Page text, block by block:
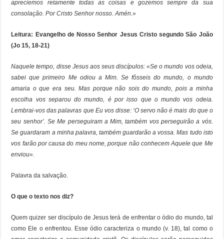
apreciemos retamente todas as coisas e gozemos sempre da sua
consolação. Por Cristo Senhor nosso. Amén.»
Leitura: Evangelho de Nosso Senhor Jesus Cristo segundo São João
(Jo 15, 18-21)
Naquele tempo, disse Jesus aos seus discípulos: «Se o mundo vos odeia,
sabei que primeiro Me odiou a Mim. Se fôsseis do mundo, o mundo
amaria o que era seu. Mas porque não sois do mundo, pois a minha
escolha vos separou do mundo, é por isso que o mundo vos odeia.
Lembrai-vos das palavras que Eu vos disse: ‘O servo não é mais do que o
seu senhor’. Se Me perseguiram a Mim, também vos perseguirão a vós.
Se guardaram a minha palavra, também guardarão a vossa. Mas tudo isto
vos farão por causa do meu nome, porque não conhecem Aquele que Me
enviou».
Palavra da salvação.
O que o texto nos diz?
Quem quizer ser discípulo de Jesus terá de enfrentar o ódio do mundo, tal
como Ele o enfrentou. Esse ódio caracteriza o mundo (v. 18), tal como o